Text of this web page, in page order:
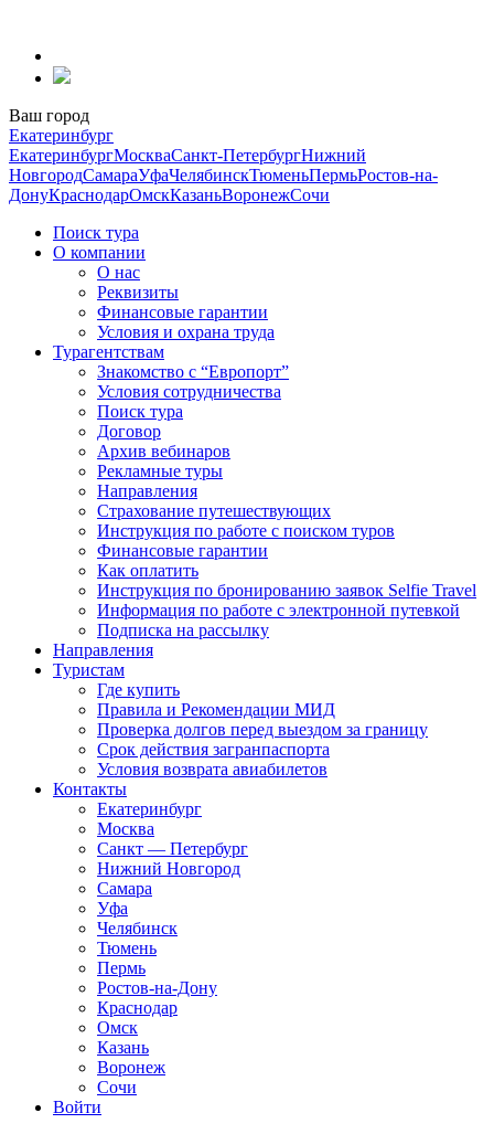
содержанию
Ваш город
Екатеринбург
ЕкатеринбургМоскваСанкт-ПетербургНижний
НовгородСамараУфаЧелябинскТюменьПермьРостов-на-
ДонуКраснодарОмскКазаньВоронежСочи
Поиск тура
О компании
О нас
Реквизиты
Финансовые гарантии
Условия и охрана труда
Турагентствам
Знакомство с “Европорт”
Условия сотрудничества
Поиск тура
Договор
Архив вебинаров
Рекламные туры
Направления
Страхование путешествующих
Инструкция по работе с поиском туров
Финансовые гарантии
Как оплатить
Инструкция по бронированию заявок Selfie Travel
Информация по работе с электронной путевкой
Подписка на рассылку
Направления
Туристам
Где купить
Правила и Рекомендации МИД
Проверка долгов перед выездом за границу
Срок действия загранпаспорта
Условия возврата авиабилетов
Контакты
Екатеринбург
Москва
Санкт — Петербург
Нижний Новгород
Самара
Уфа
Челябинск
Тюмень
Пермь
Ростов-на-Дону
Краснодар
Омск
Казань
Воронеж
Сочи
Войти